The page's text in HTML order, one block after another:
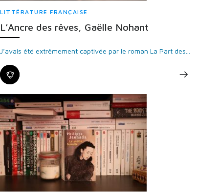
LITTÉRATURE FRANÇAISE
L’Ancre des rêves, Gaëlle Nohant
J’avais été extrêmement captivée par le roman La Part des...